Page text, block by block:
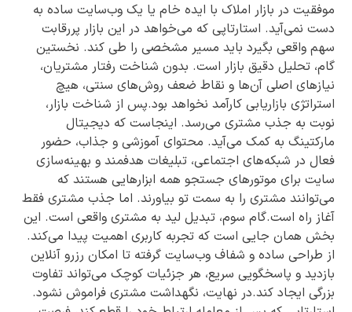
موفقیت در بازار املاک با ایده خام یا یک وب‌سایت ساده به
دست نمی‌آید. استارتاپی که می‌خواهد در این بازار پررقابت
سهم واقعی بگیرد باید مسیر مشخصی را طی کند. نخستین
گام، تحلیل دقیق بازار است. بدون شناخت رفتار مشتریان،
نیازهای اصلی آن‌ها و نقاط ضعف روش‌های سنتی، هیچ
استراتژی بازاریابی کارآمد نخواهد بود.پس از شناخت بازار،
نوبت به جذب مشتری می‌رسد. اینجاست که دیجیتال
مارکتینگ به کمک می‌آید. محتوای آموزشی و جذاب، حضور
فعال در شبکه‌های اجتماعی، تبلیغات هدفمند و بهینه‌سازی
سایت برای موتورهای جستجو همه ابزارهایی هستند که
می‌توانند مشتری را به سمت تو بیاورند. اما جذب مشتری فقط
آغاز راه است.گام سوم، تبدیل لید به مشتری واقعی است. این
بخش همان جایی است که تجربه کاربری اهمیت پیدا می‌کند.
از طراحی ساده و شفاف وب‌سایت گرفته تا امکان رزرو آنلاین
بازدید و پاسخگویی سریع، هر جزئیات کوچک می‌تواند تفاوت
بزرگی ایجاد کند.در نهایت، نگهداشت مشتری فراموش نشود.